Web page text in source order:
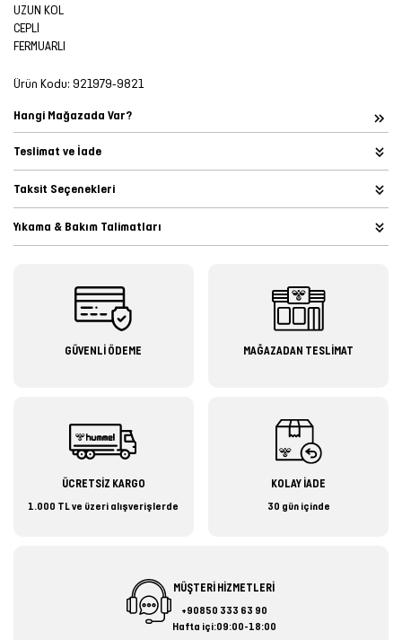
UZUN KOL
CEPLİ
FERMUARLI
Ürün Kodu: 921979-9821
Hangi Mağazada Var?
Teslimat ve İade
Taksit Seçenekleri
Yıkama & Bakım Talimatları
GÜVENLİ ÖDEME MAĞAZADAN TESLİMAT
ÜCRETSİZ KARGO
1.000 TL ve üzeri alışverişlerde
KOLAY İADE
30 gün içinde
MÜŞTERİ HİZMETLERİ
+90850 333 63 90
Hafta içi:09:00-18:00